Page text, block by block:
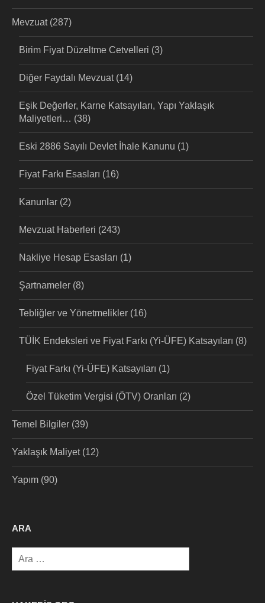
Mevzuat(287)
Birim Fiyat Düzeltme Cetvelleri (3)
Diğer Faydalı Mevzuat(14)
Eşik Değerler, Karne Katsayıları, Yapı Yaklaşık
Maliyetleri… (38)
Eski 2886 Sayılı Devlet İhale Kanunu (1)
Fiyat Farkı Esasları (16)
Kanunlar (2)
Mevzuat Haberleri (243)
Nakliye Hesap Esasları (1)
Şartnameler (8)
Tebliğler ve Yönetmelikler (16)
TÜİK Endeksleri ve Fiyat Farkı (Yi-ÜFE) Katsayıları (8)
Fiyat Farkı (Yi-ÜFE) Katsayıları (1)
Özel Tüketim Vergisi (ÖTV) Oranları (2)
Temel Bilgiler (39)
Yaklaşık Maliyet(12)
Yapım (90)
ARA
Arama: